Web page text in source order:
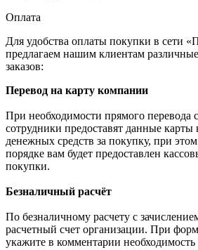
Оплата
Для удобства оплаты покупки в
предлагаем нашим клиентам
заказов:
Перевод на карту компании
При необходимости прямого перевода
сотрудники предоставят данные карты
денежных средств за покупку, при
порядке вам будет предоставлен
покупки.
Безналичный расчёт
По безналичному расчету с
расчетный счет организации. При
укажите в комментарии необходимость